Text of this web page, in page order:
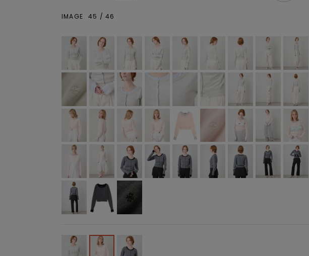
IMAGE 45 /46